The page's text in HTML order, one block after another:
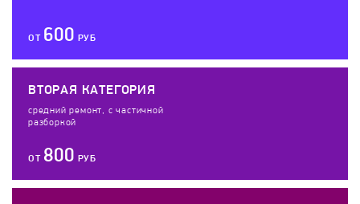
ОТ 600 РУБ
ВТОРАЯ КАТЕГОРИЯ
средний ремонт, с частичной
разборкой
ОТ 800 РУБ